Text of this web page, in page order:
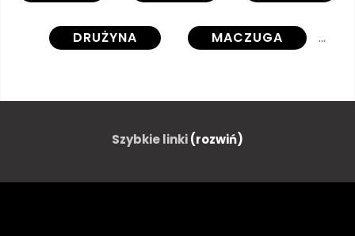
DRUŻYNA MACZUGA
PUCHAR ŚWIATA
Szybkie linki(rozwiń)